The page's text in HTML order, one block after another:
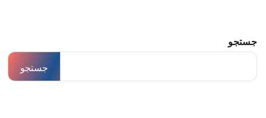
جستجو
جستجو